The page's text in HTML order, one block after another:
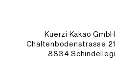
Kuerzi Kakao GmbH
Chaltenbodenstrasse 21
8834 Schindellegi